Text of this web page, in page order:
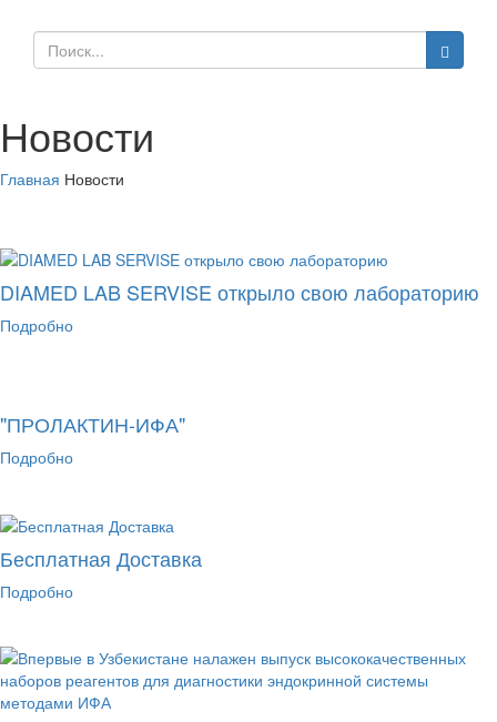
Новости
Главная Новости
DIAMED LAB SERVISE открыло свою лабораторию
Подробно
"ПРОЛАКТИН-ИФА"
Подробно
Бесплатная Доставка
Подробно